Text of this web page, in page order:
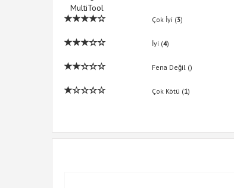
Çok İyi (3)
İyi (4)
Fena Değil ()
Çok Kötü (1)